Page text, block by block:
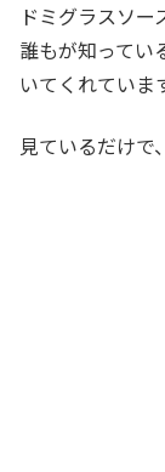
ドミグラスソ
誰もが知ってい
いてくれていま
見ているだけで